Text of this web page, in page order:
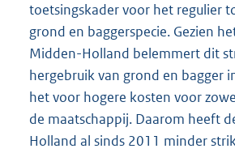
toetsingskader voor het regulier
grond en baggerspecie. Gezien
Midden-Holland belemmert dit
hergebruik van grond en bagger
het voor hogere kosten voor
de maatschappij. Daarom heeft
Holland al sinds 2011 minder